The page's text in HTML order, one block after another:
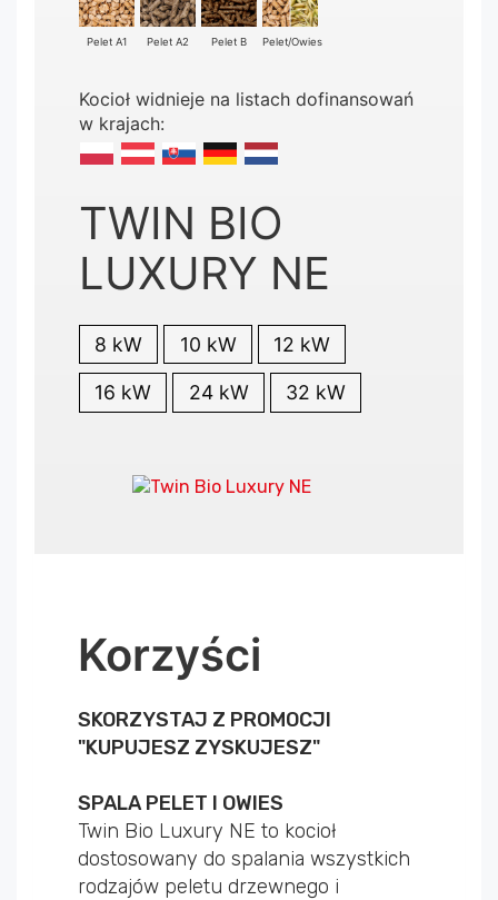
Pelet A1 Pelet A2 Pelet B Pelet/Owies
Kocioł widnieje na listach dofinansowań
w krajach:
TWIN BIO
LUXURY NE
8 kW 10 kW 12 kW
16 kW 24 kW 32 kW
Korzyści
SKORZYSTAJ Z PROMOCJI
"KUPUJESZ ZYSKUJESZ"
SPALA PELET I OWIES
Twin Bio Luxury NE to kocioł
dostosowany do spalania wszystkich
rodzajów peletu drzewnego i